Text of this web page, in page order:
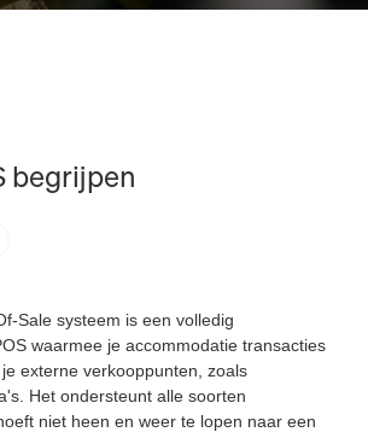
begrijpen
Sale systeem is een volledig
waarmee je accommodatie transacties
externe verkooppunten, zoals
Het ondersteunt alle soorten
niet heen en weer te lopen naar een